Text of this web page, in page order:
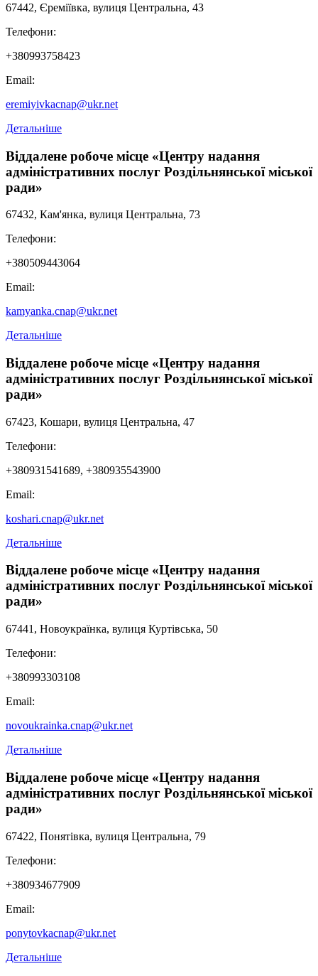
67442, Єреміївка, вулиця Центральна, 43
Телефони:
+380993758423
Email:
eremiyivkacnap@ukr.net
Детальніше
Віддалене робоче місце «Центру надання
адміністративних послуг Роздільнянської міської
ради»
67432, Кам'янка, вулиця Центральна, 73
Телефони:
+380509443064
Email:
kamyanka.cnap@ukr.net
Детальніше
Віддалене робоче місце «Центру надання
адміністративних послуг Роздільнянської міської
ради»
67423, Кошари, вулиця Центральна, 47
Телефони:
+380931541689, +380935543900
Email:
koshari.cnap@ukr.net
Детальніше
Віддалене робоче місце «Центру надання
адміністративних послуг Роздільнянської міської
ради»
67441, Новоукраїнка, вулиця Куртівська, 50
Телефони:
+380993303108
Email:
novoukrainka.cnap@ukr.net
Детальніше
Віддалене робоче місце «Центру надання
адміністративних послуг Роздільнянської міської
ради»
67422, Понятівка, вулиця Центральна, 79
Телефони:
+380934677909
Email:
ponytovkacnap@ukr.net
Детальніше